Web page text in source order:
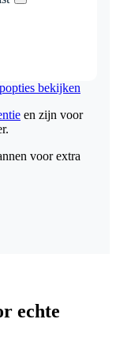
bekijken
en zijn voor
voor extra
echte